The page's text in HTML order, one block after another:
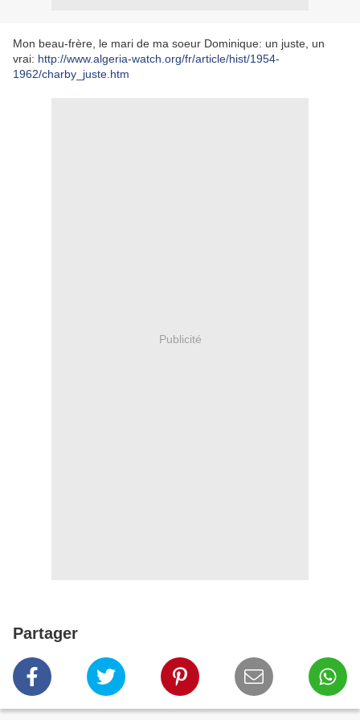
Mon beau-frère, le mari de ma soeur Dominique: un juste, un
vrai: http://www.algeria-watch.org/fr/article/hist/1954-
1962/charby_juste.htm
Publicité
Partager